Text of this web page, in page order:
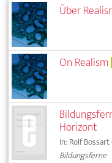
Über
On Realism
Horizont
In: Rolf Bossart
Bildungsferne